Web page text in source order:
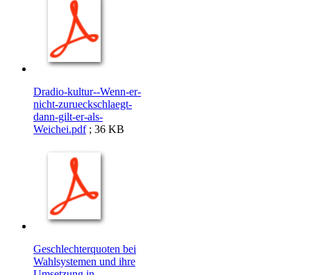
Dradio-kultur--Wenn-er-
nicht-zurueckschlaegt-
dann-gilt-er-als-
Weichei.pdf; 36 KB
Geschlechterquoten bei
Wahlsystemen und ihre